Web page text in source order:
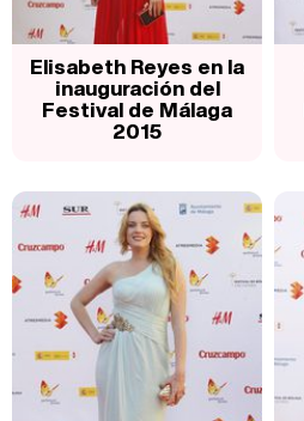
Elisabeth Reyes en la
inauguración del
Festival de Málaga
2015